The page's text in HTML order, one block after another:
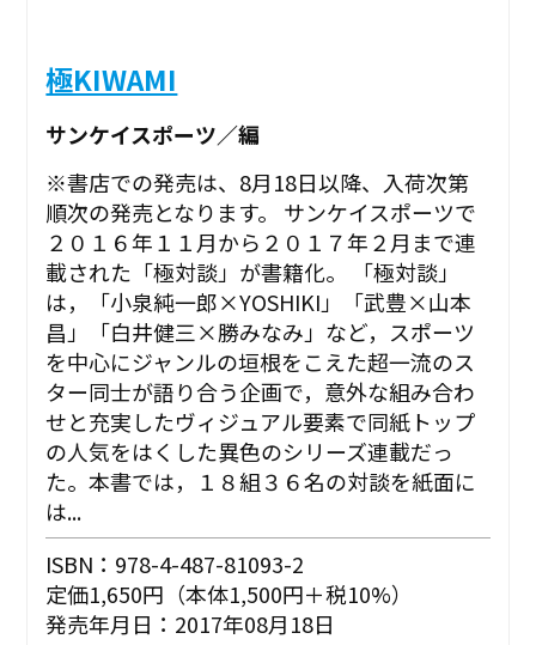
極KIWAMI
サンケイスポーツ／編
※書店での発売は、8月18日以降、入荷次第
順次の発売となります。 サンケイスポーツで
２０１６年１１月から２０１７年２月まで連
載された「極対談」が書籍化。 「極対談」
は，「小泉純一郎×YOSHIKI」「武豊×山本
昌」「白井健三×勝みなみ」など，スポーツ
を中心にジャンルの垣根をこえた超一流のス
ター同士が語り合う企画で，意外な組み合わ
せと充実したヴィジュアル要素で同紙トップ
の人気をはくした異色のシリーズ連載だっ
た。本書では，１８組３６名の対談を紙面に
は...
ISBN：978-4-487-81093-2
定価1,650円（本体1,500円＋税10%）
発売年月日：2017年08月18日